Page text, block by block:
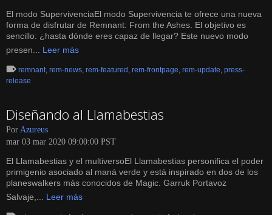
El modo SupervivenciaEl modo Supervivencia te ofrece una nueva
forma de disfrutar de Remnant: From the Ashes. El objetivo es
sencillo: ¿hasta dónde eres capaz de llegar? Este nuevo modo
presen... Leer más
remnant, rem-news, rem-featured , rem-frontpage, rem-update, press-
release
Diseñando al Llamabestias
Por Azureus
mar 03 mar 2020 09:00:00 PST
El Llamabestias y el multiversoEl Llamabestias personifica el poder
primigenio asociado al maná verde y está inspirado en dos de los
planeswalkers más conocidos de Magic. Garruk Portavoz
Salvaje,... Leer más